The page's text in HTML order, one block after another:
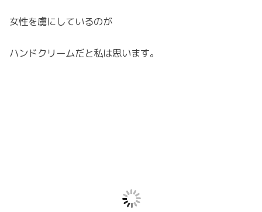
女性を虜にしているのが
ハンドクリームだと私は思います。